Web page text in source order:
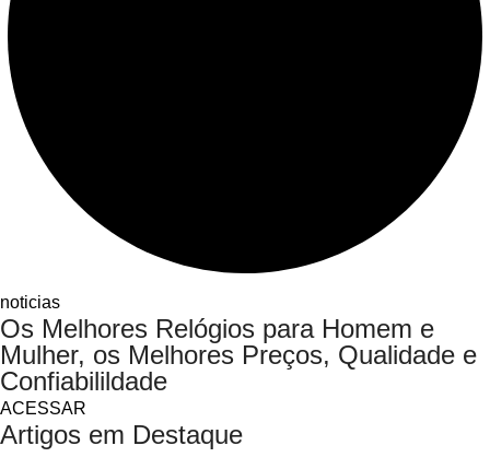
noticias
Os Melhores Relógios para Homem e
Mulher, os Melhores Preços, Qualidade e
Confiabilildade
ACESSAR
Artigos em Destaque